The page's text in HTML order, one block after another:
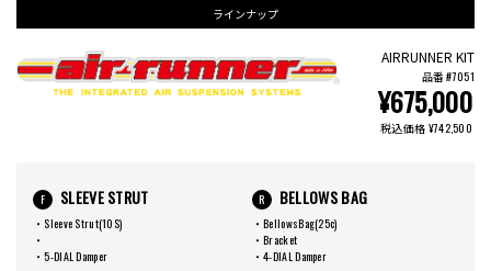
ラインナップ
AIRRUNNER KIT
¥675,000
品番 #7051
税込価格 ¥742,500
F SLEEVE STRUT
・Sleeve Strut(10S)
・
・5-DIAL Damper
R BELLOWS BAG
・BellowsBag(25c)
・Bracket
・4-DIAL Damper